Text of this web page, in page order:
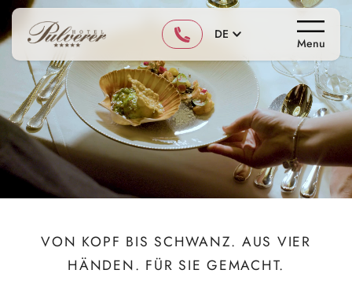
DE
Menu
VON KOPF BIS SCHWANZ. AUS VIER
HÄNDEN. FÜR SIE GEMACHT.